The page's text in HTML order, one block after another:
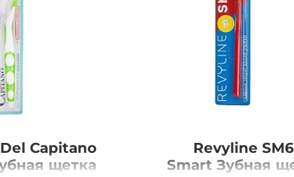
Capitano
щетка
Revyline
Smart Зубная